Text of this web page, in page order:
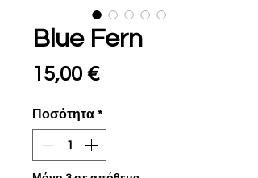
Blue Fern
15,00 €Τιμή
Ποσότητα *